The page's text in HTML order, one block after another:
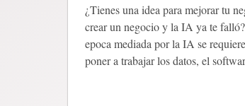
¿Tienes una idea para mejorar tu
crear un negocio y la IA ya te
epoca mediada por la IA se
poner a trabajar los datos, el